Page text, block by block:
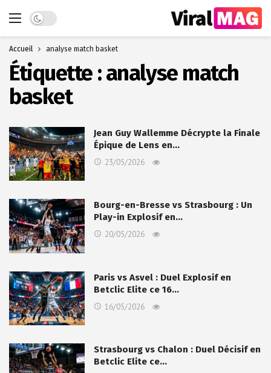
Dark mode
Accueil analyse match basket
Étiquette :analyse match
basket
Jean Guy Wallemme Décrypte la Finale
Épique de Lens en…
23/05/2026
Bourg-en-Bresse vs Strasbourg : Un
Play-in Explosif en…
20/05/2026
Paris vs Asvel : Duel Explosif en
Betclic Elite ce 16…
16/05/2026
Strasbourg vs Chalon : Duel Décisif en
Betclic Elite ce…